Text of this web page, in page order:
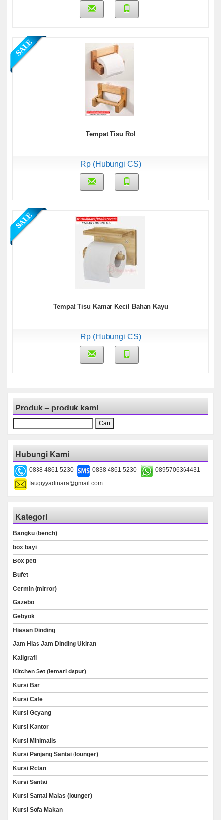
Tempat Tisu Rol
Rp (Hubungi CS)
Tempat Tisu Kamar Kecil Bahan Kayu
Rp (Hubungi CS)
Produk – produk kami
Cari
untuk:
Hubungi Kami
0838 4861 5230 0838 4861 5230
0895706364431
fauqiyyadinara@gmail.com
Kategori
Bangku (bench)
box bayi
Box peti
Bufet
Cermin (mirror)
Gazebo
Gebyok
Hiasan Dinding
Jam Hias Jam Dinding Ukiran
Kaligrafi
Kitchen Set (lemari dapur)
Kursi Bar
Kursi Cafe
Kursi Goyang
Kursi Kantor
Kursi Minimalis
Kursi Panjang Santai (lounger)
Kursi Rotan
Kursi Santai
Kursi Santai Malas (lounger)
Kursi Sofa Makan